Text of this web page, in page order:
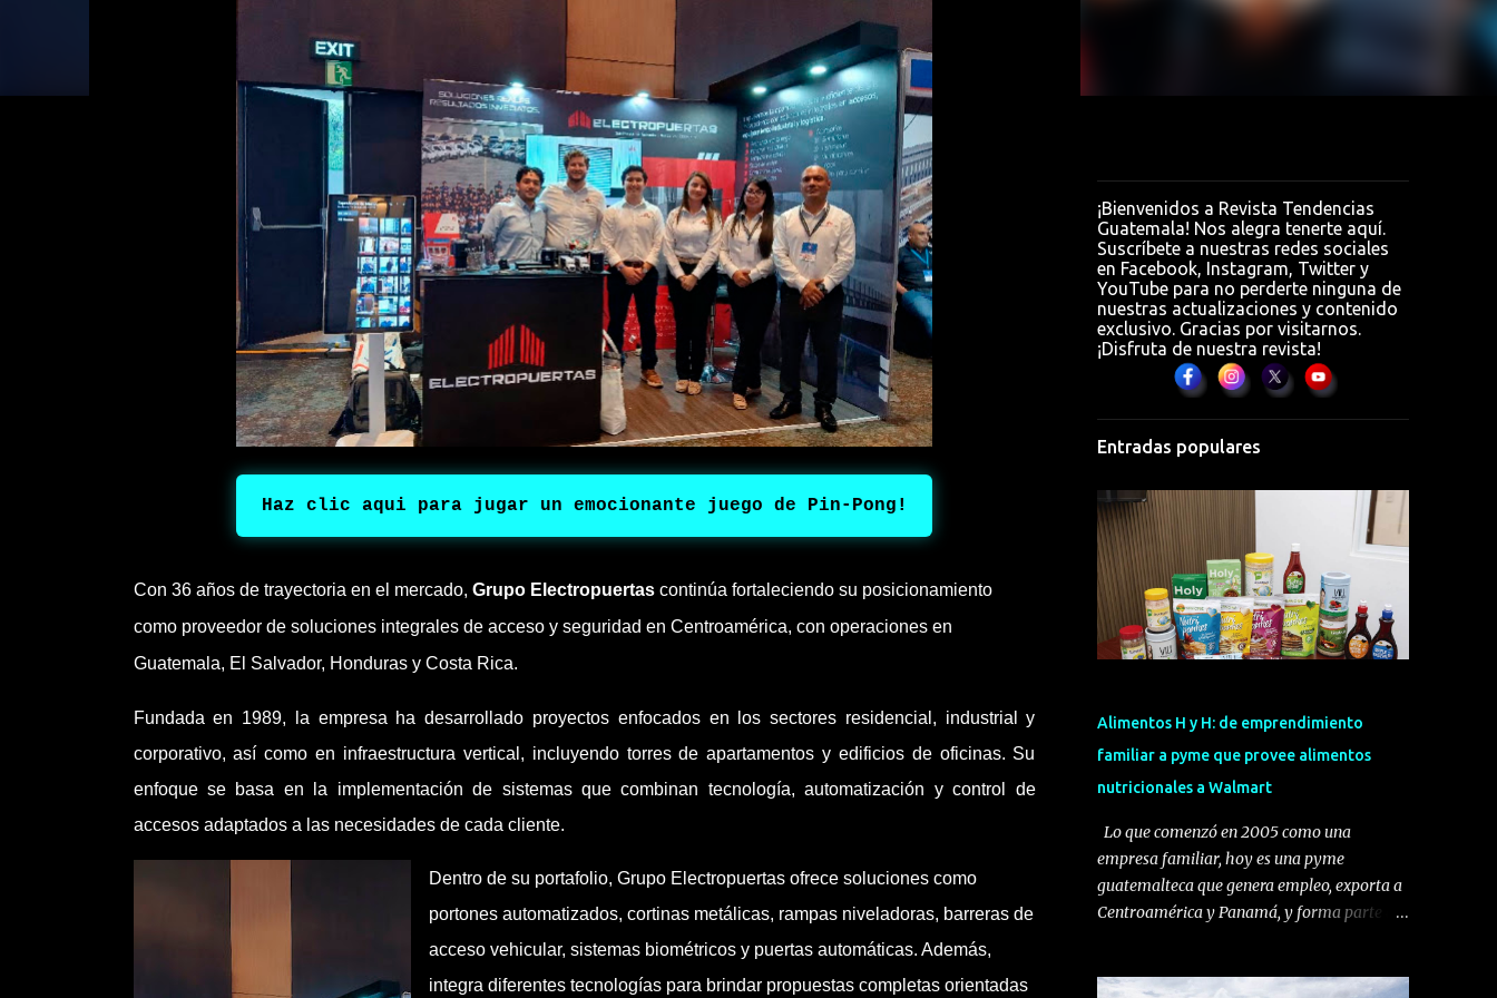
formato plegable. • Experiencia fotográfica con IA: El motorola razr 70 combina un sistema dual de cámara de 50 MP
con funciones inteligentes avanzadas para capturar imágenes profesionales desde cualquier ángulo. • Modo
Camcorder: La función “Zoom Inteligente” (Rotate to zoom en inglés) permite emular el agarre de una videocámara
retro al plegar el teléfono a 90°, facilitando el control del zoom digital con ...
Haz clic aqui para jugar un emocionante juego de Pin-Pong!
Con 36 años de trayectoria en el mercado, Grupo Electropuertascontinúa fortaleciendo su posicionamiento
como proveedor de soluciones integrales de acceso y seguridad en Centroamérica, con operaciones en
Guatemala, El Salvador, Honduras y Costa Rica.
Fundada en 1989, la empresa ha desarrollado proyectos enfocados en los sectores residencial, industrial y
corporativo, así como en infraestructura vertical, incluyendo torres de apartamentos y edificios de oficinas. Su
enfoque se basa en la implementación de sistemas que combinan tecnología, automatización y control de
accesos adaptados a las necesidades de cada cliente.
Dentro de su portafolio, Grupo Electropuertas ofrece soluciones como
portones automatizados, cortinas metálicas, rampas niveladoras, barreras de
acceso vehicular, sistemas biométricos y puertas automáticas. Además,
integra diferentes tecnologías para brindar propuestas completas orientadas
¡Bienvenidos a Revista Tendencias
Guatemala! Nos alegra tenerte aquí.
Suscríbete a nuestras redes sociales
en Facebook, Instagram, Twitter y
YouTube para no perderte ninguna de
nuestras actualizaciones y contenido
exclusivo. Gracias por visitarnos.
¡Disfruta de nuestra revista!
Entradas populares
Alimentos H y H: de emprendimiento
familiar a pyme que provee alimentos
nutricionales a Walmart
Lo que comenzó en 2005 como una
empresa familiar, hoy es una pyme
guatemalteca que genera empleo, exporta a
Centroamérica y Panamá, y forma parte del
compañía dedicada al desarrollo,